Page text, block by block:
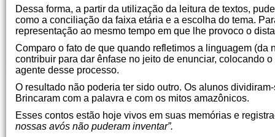
Dessa forma, a partir da utilização da leitura de textos,
como a conciliação da faixa etária e a escolha do tema.
representação ao mesmo tempo em que lhe provoco o
Comparo o fato de que quando refletimos a linguagem
contribuir para dar ênfase no jeito de enunciar, colocando
agente desse processo.
O resultado não poderia ter sido outro. Os alunos
Brincaram com a palavra e com os mitos amazônicos.
Esses contos estão hoje vivos em suas memórias e
nossas avós não puderam inventar”.